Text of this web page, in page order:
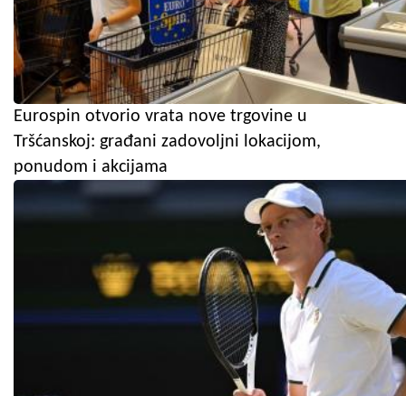
Eurospin otvorio vrata nove trgovine u
Tršćanskoj: građani zadovoljni lokacijom,
ponudom i akcijama